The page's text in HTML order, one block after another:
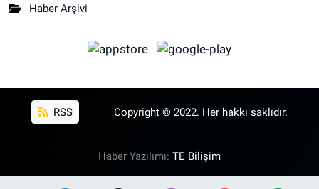
Haber Arşivi
RSS Copyright © 2022. Her hakkı saklıdır.
Haber Yazılımı: TE Bilişim